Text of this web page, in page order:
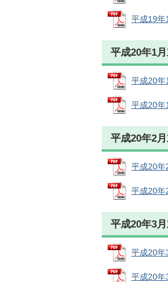
平成19年
平成20年1
平成20年
平成20年
平成20年2
平成20年
平成20年
平成20年3
平成20年
平成20年